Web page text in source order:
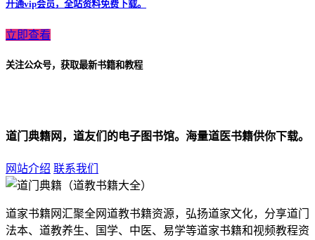
开通vip会员，全站资料免费下载。
立即查看
关注公众号，获取最新书籍和教程
道门典籍网，道友们的电子图书馆。海量道医书籍供你下载。
网站介绍 联系我们
道家书籍网汇聚全网道教书籍资源，弘扬道家文化，分享道门
法本、道教养生、国学、中医、易学等道家书籍和视频教程资